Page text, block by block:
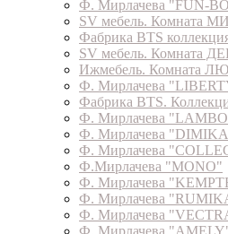
Ф. Мирлачева "FUN-
SV мебель. Комната
Фабрика BTS
SV мебель. Комната
Ижмебель. Комната
Ф. Мирлачева
Фабрика BTS.
Ф. Мирлачева
Ф. Мирлачева
Ф. Мирлачева
Ф.Мирлачева "MONO"
Ф. Мирлачева
Ф. Мирлачева
Ф. Мирлачева
Ф. Мирлачева